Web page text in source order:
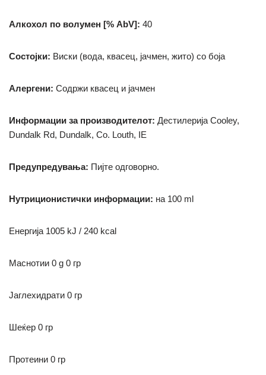
Алкохол по волумен [% AbV]: 40
Состојки: Виски (вода, квасец, јачмен, жито) со боја
Алергени: Содржи квасец и јачмен
Информации за производителот: Дестилерија Cooley,
Dundalk Rd, Dundalk, Co. Louth, IE
Предупредувања: Пијте одговорно.
Нутриционистички информации: на 100 ml
Енергија 1005 kJ / 240 kcal
Маснотии 0 g 0 гр
Јаглехидрати 0 гр
Шеќер 0 гр
Протеини 0 гр